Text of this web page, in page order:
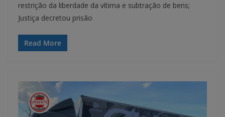
restrição da liberdade da vítima e subtração de bens;
Justiça decretou prisão
Read More